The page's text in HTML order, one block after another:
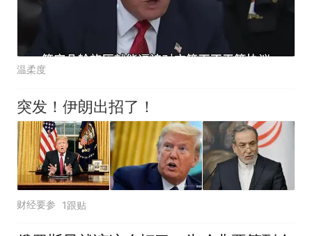
温柔度
突发！伊朗出招了！
财经要参 1跟贴